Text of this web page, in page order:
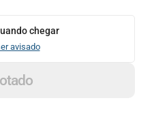
chegar
avisado